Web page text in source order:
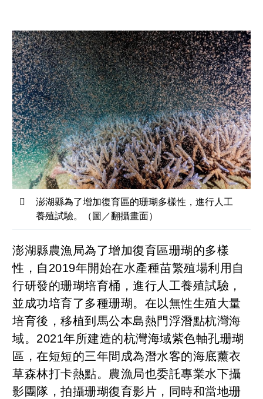
澎湖縣為了增加復育區的珊瑚多樣性，進行人工
養殖試驗。（圖／翻攝畫面）
澎湖縣農漁局為了增加復育區珊瑚的多樣
性，自2019年開始在水產種苗繁殖場利用自
行研發的珊瑚培育桶，進行人工養殖試驗，
並成功培育了多種珊瑚。在以無性生殖大量
培育後，移植到馬公本島熱門浮潛點杭灣海
域。2021年所建造的杭灣海域紫色軸孔珊瑚
區，在短短的三年間成為潛水客的海底薰衣
草森林打卡熱點。農漁局也委託專業水下攝
影團隊，拍攝珊瑚復育影片，同時和當地珊